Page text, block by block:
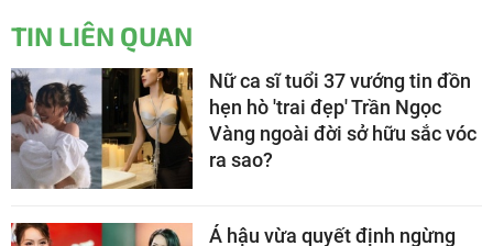
TIN LIÊN QUAN
Nữ ca sĩ tuổi 37 vướng tin đồn
hẹn hò 'trai đẹp' Trần Ngọc
Vàng ngoài đời sở hữu sắc vóc
ra sao?
Á hậu vừa quyết định ngừng